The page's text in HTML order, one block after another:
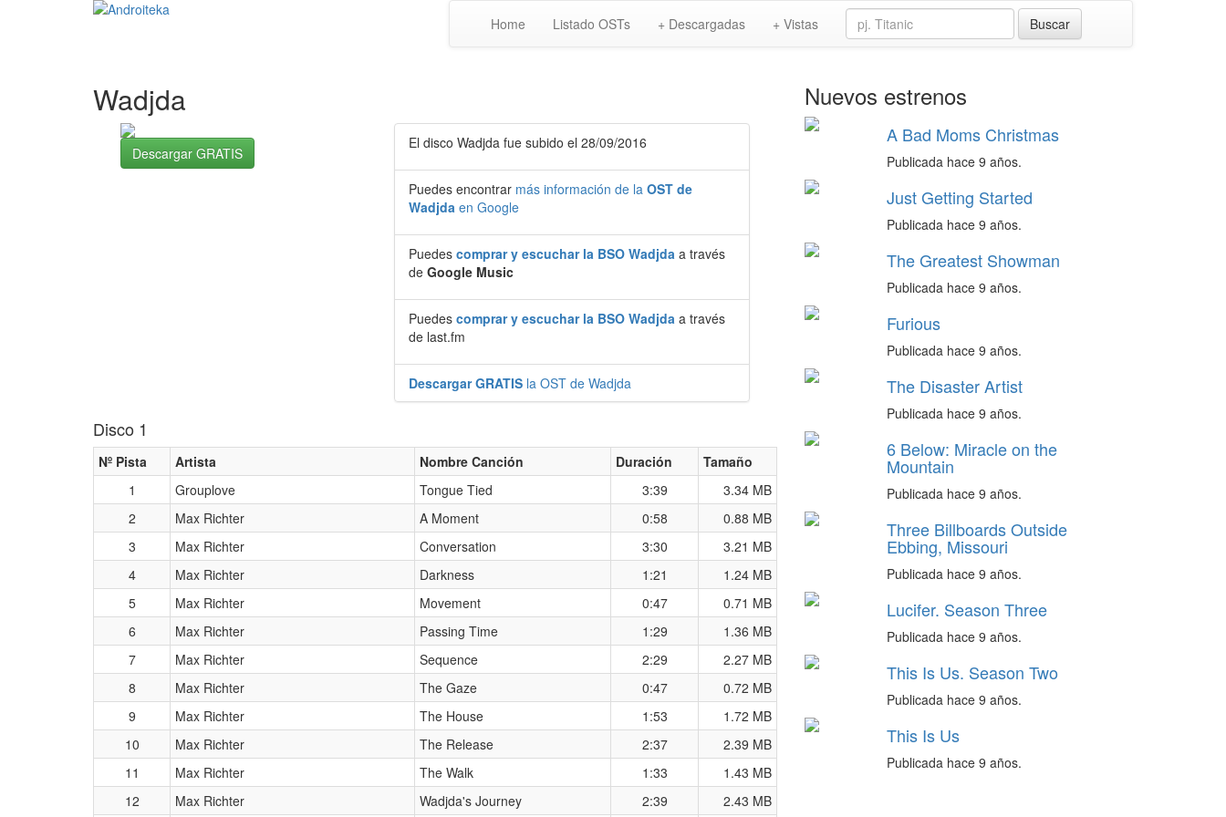
Home Listado OSTs + Descargadas + Vistas
Wadjda
Descargar GRATIS
El disco Wadjda fue subido el 28/09/2016
Puedes encontrar más información de la OST de
Wadjda en Google
Puedes comprar y escuchar la BSO Wadjda a través
de Google Music
Puedes comprar y escuchar la BSO Wadjda a través
de last.fm
Descargar GRATIS la OST de Wadjda
Disco 1
Nº Pista Artista Nombre Canción Duración
Tamaño
1
Grouplove Tongue Tied 3:39
3.34 MB
2
Max Richter A Moment 0:58
0.88 MB
3
Max Richter Conversation 3:30
3.21 MB
4
Max Richter Darkness 1:21
1.24 MB
5
Max Richter Movement 0:47
0.71 MB
6
Max Richter Passing Time 1:29
1.36 MB
7
Max Richter Sequence 2:29
2.27 MB
8
Max Richter The Gaze 0:47
0.72 MB
9
Max Richter The House 1:53
1.72 MB
10
Max Richter The Release 2:37
2.39 MB
11
Max Richter The Walk 1:33
1.43 MB
12
Max Richter Wadjda's Journey 2:39 2.43 MB
Nuevos estrenos
A Bad Moms Christmas
Publicada hace 9 años.
Just Getting Started
Publicada hace 9 años.
The Greatest Showman
Publicada hace 9 años.
Furious
Publicada hace 9 años.
The Disaster Artist
Publicada hace 9 años.
6 Below: Miracle on the
Mountain
Publicada hace 9 años.
Three Billboards Outside
Ebbing, Missouri
Publicada hace 9 años.
Lucifer. Season Three
Publicada hace 9 años.
This Is Us. Season Two
Publicada hace 9 años.
This Is Us
Publicada hace 9 años.